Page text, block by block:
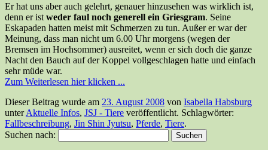
Er hat uns aber auch gelehrt, genauer hinzusehen was wirklich ist,
denn er ist weder faul noch generell ein Griesgram. Seine
Eskapaden hatten meist mit Schmerzen zu tun. Außer er war der
Meinung, dass man nicht um 6.00 Uhr morgens (wegen der
Bremsen im Hochsommer) ausreitet, wenn er sich doch die ganze
Nacht den Bauch auf der Koppel vollgeschlagen hatte und einfach
sehr müde war.
Zum Weiterlesen hier klicken ...
Dieser Beitrag wurde am 23. August 2008 von Isabella Habsburg
unterAktuelle Infos, JSJ - Tiere veröffentlicht. Schlagwörter:
Fallbeschreibung, Jin Shin Jyutsu, Pferde, Tiere.
Suchen nach: